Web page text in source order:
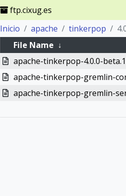
ftp.cixug.es
Inicio
apache tinkerpop
File Name ↓
apache-tinkerpop-4.0.0-
apache-tinkerpop-gremlin-
apache-tinkerpop-gremlin-